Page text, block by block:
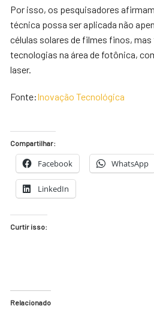
Por isso, os pesquisadores
técnica possa ser aplicada não
células solares de filmes finos,
tecnologias na área de fotônica,
laser.
Fonte:Inovação Tecnológica
Compartilhar:
Facebook WhatsApp
LinkedIn
Curtir isso:
Relacionado